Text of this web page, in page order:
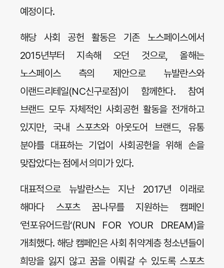
예정이다.
해당 사회 공헌 활동은 기존 노스페이스에서
2015년부터 지속해 오던 것으로, 올해는
노스페이스 측의 제안으로 뉴발란스와
이랜드리테일(NC신구로점)이 함께한다. 참여
브랜드 모두 자체적인 사회공헌 활동을 전개하고
있지만, 국내 스포츠와 아웃도어 브랜드, 유통
분야를 대표하는 기업이 사회공헌을 위해 손을
맞잡았다는 점에서 의미가 있다.
대표적으로 뉴발란스는 지난 2017년 이래로
해마다 스포츠 꿈나무를 지원하는 캠페인
‘런포유어드림‘(RUN FOR YOUR DREAM)을
개최했다. 해당 캠페인은 사회 취약계층 청소년들이
희망을 잃지 않고 꿈을 이뤄갈 수 있도록 스포츠